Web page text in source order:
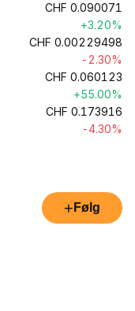
CHF 0.090071
+3.20%
CHF 0.00229498
-2.30%
CHF 0.060123
+55.00%
CHF 0.173916
-4.30%
+ Følg